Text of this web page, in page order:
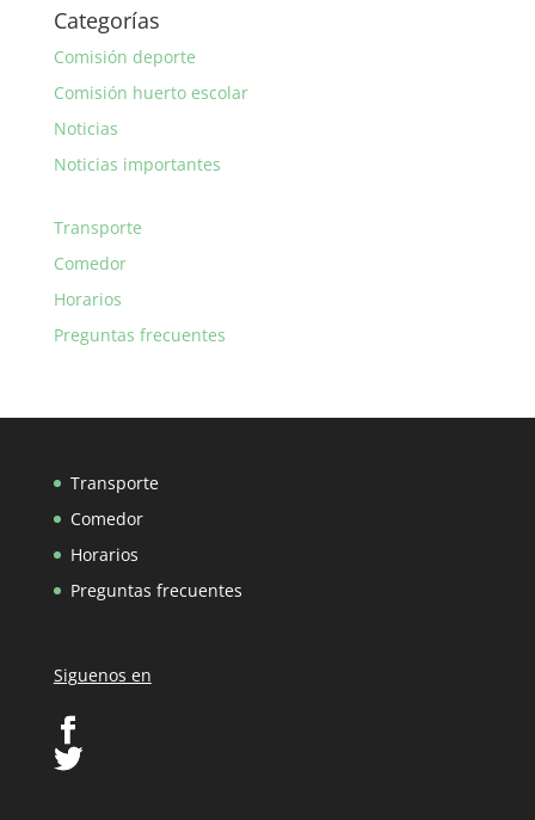
Categorías
Comisión deporte
Comisión huerto escolar
Noticias
Noticias importantes
Transporte
Comedor
Horarios
Preguntas frecuentes
Transporte
Comedor
Horarios
Preguntas frecuentes
Siguenos en